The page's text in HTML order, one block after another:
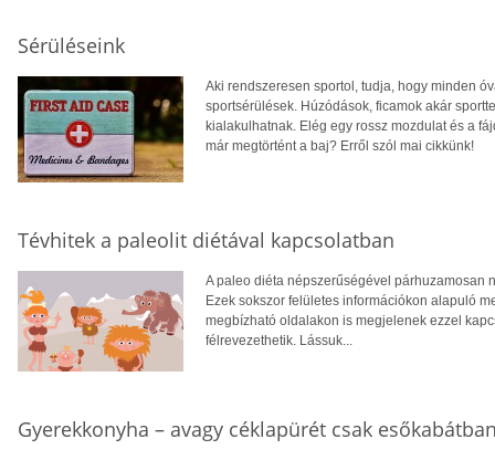
Sérüléseink
Aki rendszeresen sportol, tudja, hogy minden
sportsérülések. Húzódások, ficamok akár
kialakulhatnak. Elég egy rossz mozdulat és a
már megtörtént a baj? Erről szól mai cikkünk!
Tévhitek a paleolit diétával kapcsolatban
A paleo diéta népszerűségével párhuzamosan
Ezek sokszor felületes információkon alapuló
megbízható oldalakon is megjelenek ezzel
félrevezethetik. Lássuk...
Gyerekkonyha – avagy céklapürét csak